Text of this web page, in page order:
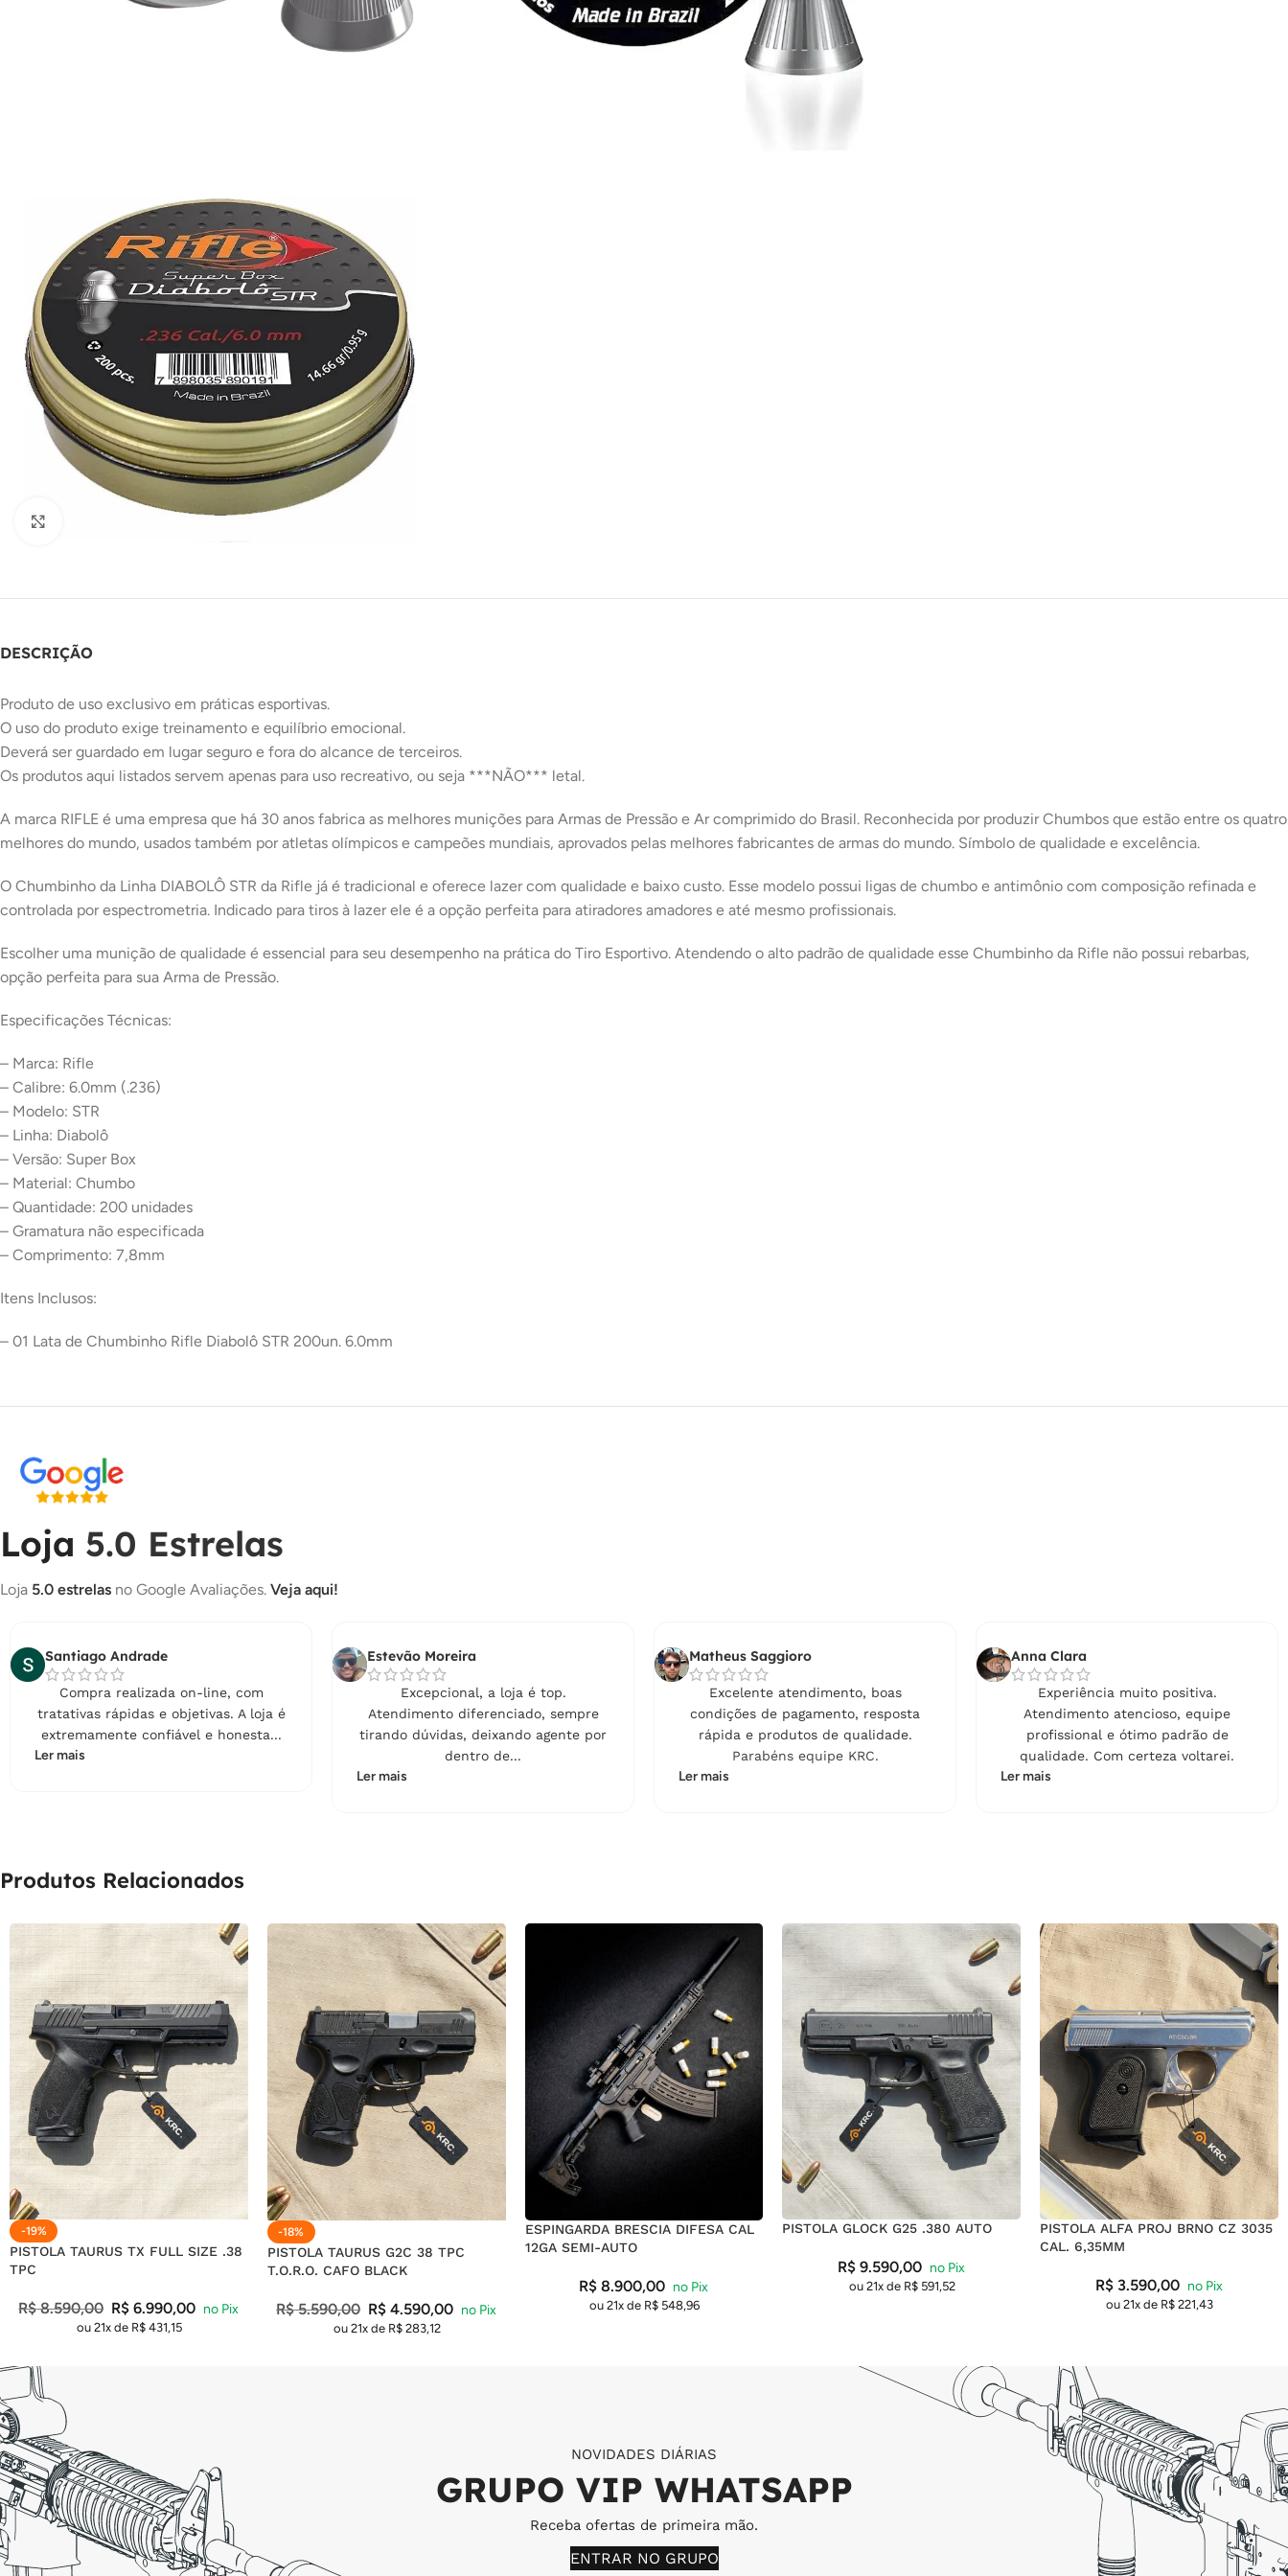
DESCRIÇÃO
Produto de uso exclusivo em práticas esportivas.
O uso do produto exige treinamento e equilíbrio emocional.
Deverá ser guardado em lugar seguro e fora do alcance de terceiros.
Os produtos aqui listados servem apenas para uso recreativo, ou seja ***NÃO*** letal.
A marca RIFLE é uma empresa que há 30 anos fabrica as melhores munições para Armas de Pressão e Ar comprimido do Brasil. Reconhecida por produzir Chumbos que estão entre os quatro
melhores do mundo, usados também por atletas olímpicos e campeões mundiais, aprovados pelas melhores fabricantes de armas do mundo. Símbolo de qualidade e excelência.
O Chumbinho da Linha DIABOLÔ STR da Rifle já é tradicional e oferece lazer com qualidade e baixo custo. Esse modelo possui ligas de chumbo e antimônio com composição refinada e
controlada por espectrometria. Indicado para tiros à lazer ele é a opção perfeita para atiradores amadores e até mesmo profissionais.
Escolher uma munição de qualidade é essencial para seu desempenho na prática do Tiro Esportivo. Atendendo o alto padrão de qualidade esse Chumbinho da Rifle não possui rebarbas,
opção perfeita para sua Arma de Pressão.
Especificações Técnicas:
– Marca: Rifle
– Calibre: 6.0mm (.236)
– Modelo: STR
– Linha: Diabolô
– Versão: Super Box
– Material: Chumbo
– Quantidade: 200 unidades
– Gramatura não especificada
– Comprimento: 7,8mm
Itens Inclusos:
– 01 Lata de Chumbinho Rifle Diabolô STR 200un. 6.0mm
Loja 5.0 Estrelas
Loja 5.0 estrelas no Google Avaliações. Veja aqui!
Santiago Andrade
Compra realizada on-line, com
tratativas rápidas e objetivas. A loja é
extremamente confiável e honesta...
Ler mais
Estevão Moreira
Excepcional, a loja é top.
Atendimento diferenciado, sempre
tirando dúvidas, deixando agente por
dentro de...
Ler mais
Matheus Saggioro
Excelente atendimento, boas
condições de pagamento, resposta
rápida e produtos de qualidade.
Parabéns equipe KRC.
Ler mais
Anna Clara
Experiência muito positiva.
Atendimento atencioso, equipe
profissional e ótimo padrão de
qualidade. Com certeza voltarei.
Ler mais
Produtos Relacionados
-19%
PISTOLA TAURUS TX FULL SIZE .38
TPC
R$8.590,00 R$ 6.990,00
ou 21x de R$431,15
-18%
PISTOLA TAURUS G2C 38 TPC
T.O.R.O. CAFO BLACK
R$5.590,00 R$ 4.590,00
ou 21x de R$283,12
ESPINGARDA BRESCIA DIFESA CAL
12GA SEMI-AUTO
R$ 8.900,00
ou 21x de R$548,96
PISTOLA GLOCK G25 .380 AUTO
R$ 9.590,00
ou 21x de R$591,52
PISTOLA ALFA PROJ BRNO CZ 3035
CAL. 6,35MM
R$ 3.590,00
ou 21x de R$ 221,43
NOVIDADES DIÁRIAS
GRUPO VIP WHATSAPP
Receba ofertas de primeira mão.
ENTRAR NO GRUPO